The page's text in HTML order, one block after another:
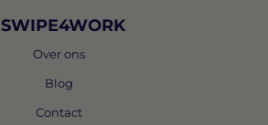
SWIPE4WORK
Over ons
Blog
Contact